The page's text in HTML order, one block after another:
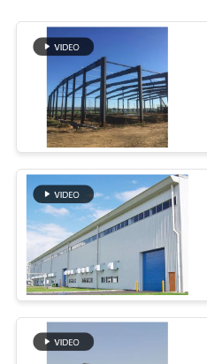
SOLUTION
DE
DÉFAUT
BLOG
SITEMAP
PRIVACY
POLICY